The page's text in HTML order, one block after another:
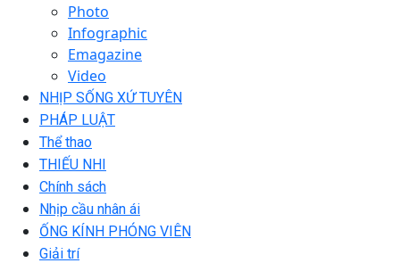
Photo
Infographic
Emagazine
Video
NHỊP SỐNG XỨ TUYÊN
PHÁP LUẬT
Thể thao
THIẾU NHI
Chính sách
Nhịp cầu nhân ái
ỐNG KÍNH PHÓNG VIÊN
Giải trí